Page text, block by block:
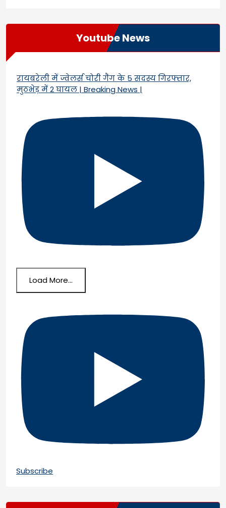
Youtube News
रायबरेली में ज्वेलर्स चोरी गैंग के 5 सदस्य गिरफ्तार,
मुठभेड़ में 2 घायल | Breaking News |
Load More...
Subscribe